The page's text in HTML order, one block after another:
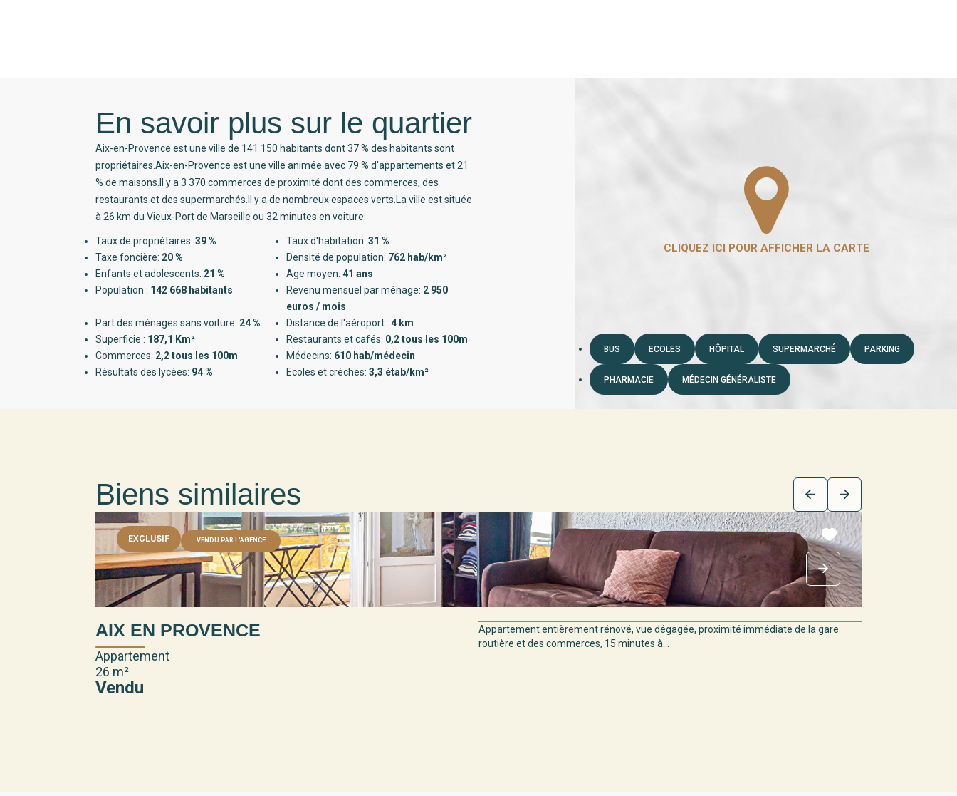
En savoir plus sur le quartier
Aix-en-Provence est une ville de 141 150 habitants dont 37 % des habitants sont
propriétaires.Aix-en-Provence est une ville animée avec 79 % d'appartements et 21
% de maisons.Il y a 3 370 commerces de proximité dont des commerces, des
restaurants et des supermarchés.Il y a de nombreux espaces verts.La ville est située
à 26 km du Vieux-Port de Marseille ou 32 minutes en voiture.
Taux de propriétaires:39 % Taux d'habitation:31 %
Taxe foncière: 20 % Densité de population: 762 hab/km²
Enfants et adolescents: 21 % Age moyen:41 ans
Population : 142 668 habitants Revenu mensuel par ménage: 2 950
euros / mois
Part des ménages sans voiture: 24 % Distance de l'aéroport :4 km
Superficie : 187,1 Km² Restaurants et cafés: 0,2 tous les 100m
Commerces: 2,2 tous les 100m Médecins: 610 hab/médecin
Résultats des lycées: 94 % Ecoles et crèches:3,3 étab/km²
BUS ECOLES HÔPITAL SUPERMARCHÉ PARKING
PHARMACIE MÉDECIN GÉNÉRALISTE
Biens similaires
EXCLUSIF VENDU PAR L'AGENCE
AIX EN PROVENCE
Appartement
26 m²
Vendu
Appartement entièrement rénové, vue dégagée, proximité immédiate de la gare
routière et des commerces, 15 minutes à...